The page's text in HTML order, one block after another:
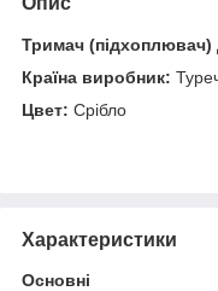
Тримач
Країна виробник:
Цвет: Срібло
Характеристики
Основні